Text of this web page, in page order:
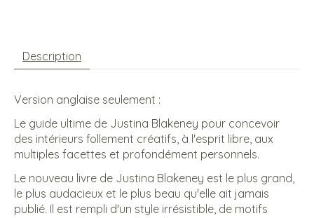
Description
Version anglaise seulement :
Le guide ultime de Justina Blakeney pour concevoir
des intérieurs follement créatifs, à l'esprit libre, aux
multiples facettes et profondément personnels.
Le nouveau livre de Justina Blakeney est le plus grand,
le plus audacieux et le plus beau qu'elle ait jamais
publié. Il est rempli d'un style irrésistible, de motifs